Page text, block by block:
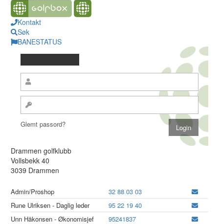
Kontakt
Søk
BANESTATUS
Glemt passord?
Drammen golfklubb
Vollsbekk 40
3039 Drammen
Admin/Proshop
32 88 03 03
Rune Ulriksen - Daglig leder
95 22 19 40
Unn Håkonsen - Økonomisjef
95241837